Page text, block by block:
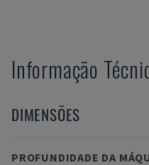
Informação
DIMENSÕES
PROFUNDIDADE DA